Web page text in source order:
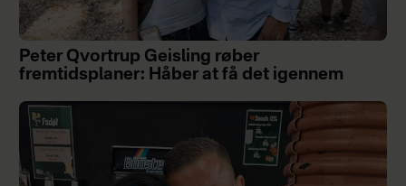
Peter Qvortrup Geisling røber
fremtidsplaner: Håber at få det igennem